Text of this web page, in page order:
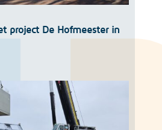
project De Hofmeester in